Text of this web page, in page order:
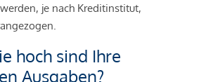
je nach Kreditinstitut,
hoch sind Ihre
Ausgaben?